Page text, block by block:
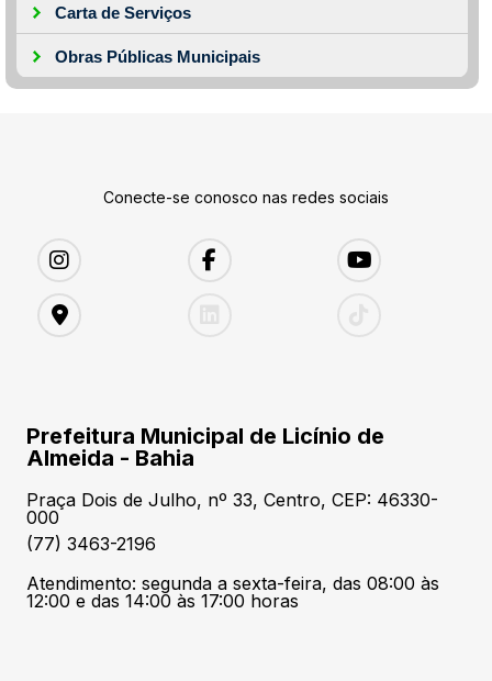
Carta de Serviços
Obras Públicas Municipais
Conecte-se conosco nas redes sociais
Prefeitura Municipal de Licínio de
Almeida - Bahia
Praça Dois de Julho, nº 33, Centro, CEP: 46330-
000
(77) 3463-2196
Atendimento: segunda a sexta-feira, das 08:00 às
12:00 e das 14:00 às 17:00 horas